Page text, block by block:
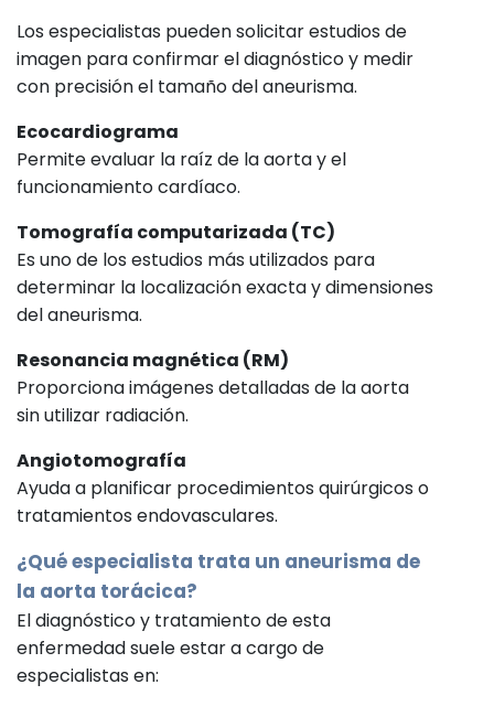
Los especialistas pueden solicitar estudios de
imagen para confirmar el diagnóstico y medir
con precisión el tamaño del aneurisma.
Ecocardiograma
Permite evaluar la raíz de la aorta y el
funcionamiento cardíaco.
Tomografía computarizada (TC)
Es uno de los estudios más utilizados para
determinar la localización exacta y dimensiones
del aneurisma.
Resonancia magnética (RM)
Proporciona imágenes detalladas de la aorta
sin utilizar radiación.
Angiotomografía
Ayuda a planificar procedimientos quirúrgicos o
tratamientos endovasculares.
¿Qué especialista trata un aneurisma de
la aorta torácica?
El diagnóstico y tratamiento de esta
enfermedad suele estar a cargo de
especialistas en: